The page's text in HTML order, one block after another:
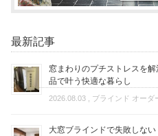
最新記事
窓まわりのプチストレスを
品で叶う快適な暮らし
2026.08.03 , ブラインド オーダ
大窓ブラインドで失敗しな